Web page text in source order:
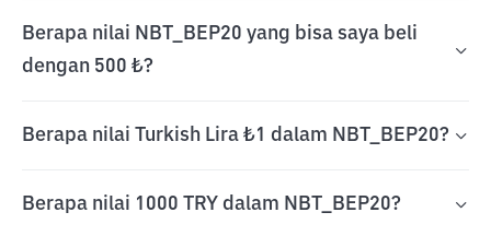
Berapa nilai NBT_BEP20 yang bisa saya beli
dengan 500 ₺?
Berapa nilai Turkish Lira ₺1 dalam NBT_BEP20?
Berapa nilai 1000 TRY dalam NBT_BEP20?